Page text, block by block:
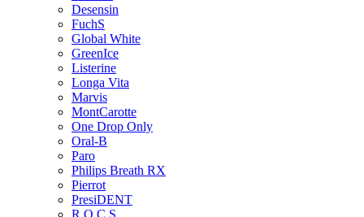
Desensin
FuchS
Global White
GreenIce
Listerine
Longa Vita
Marvis
MontCarotte
One Drop Only
Oral-B
Paro
Philips Breath RX
Pierrot
PresiDENT